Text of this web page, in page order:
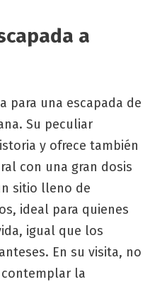
a
para una escapada de
Su peculiar
y ofrece también
con una gran dosis
sitio lleno de
ideal para quienes
igual que los
En su visita, no
la